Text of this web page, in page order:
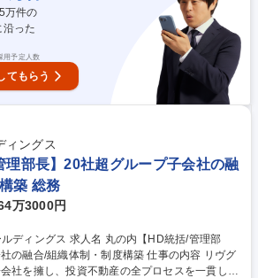
玉等の首都圏エリアや、名古屋/大阪等の大都市
身者やカップル向けのコンパクトマンションが
ドな設備（オートロック、独立洗面台、宅配B
ステム（FreeiD）を導入した最先端物件も開発
仲介営業】自社物件のみ/反響営業100％/多様
万件の
った
用予定人数
てもらう
ィングス
理部長】20社超グループ子会社の融
築 総務
万3000円
の内【HD統括/管理部
織体制・制度構築 仕事の内容 リヴグ
社を擁し、投資不動産の全プロセスを一貫して